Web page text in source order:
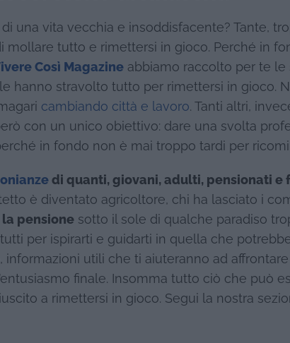
vita vecchia e insoddisfacente? Tante,
tutto e rimettersi in gioco. Perché in
Così Magazine abbiamo raccolto per te
hanno stravolto tutto per rimettersi in gioco.
cambiando città e lavoro. Tanti altri,
con un unico obiettivo: dare una svolta
in fondo non è mai troppo tardi per
di quanti, giovani, adulti, pensionati e
è diventato agricoltore, chi ha lasciato i
pensione sotto il sole di qualche paradiso
per ispirarti e guidarti in quella che
utili che ti aiuteranno ad
finale. Insomma tutto ciò che può
a rimettersi in gioco. Segui la nostra